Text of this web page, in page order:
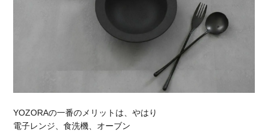
YOZORAの一番のメリットは、やはり
電子レンジ、食洗機、オーブン